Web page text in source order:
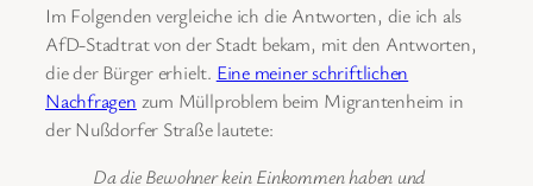
Im Folgenden vergleiche ich die Antworten, die ich als
AfD-Stadtrat von der Stadt bekam, mit den Antworten,
die der Bürger erhielt. Eine meiner schriftlichen
Nachfragen zum Müllproblem beim Migrantenheim in
der Nußdorfer Straße lautete:
Da die Bewohner kein Einkommen haben und